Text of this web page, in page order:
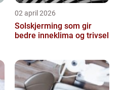
02 april 2026
Solskjerming som gir
bedre inneklima og trivsel